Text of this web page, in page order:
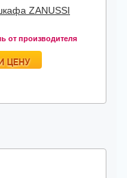
ZANUSSI
от производителя
ЦЕНУ